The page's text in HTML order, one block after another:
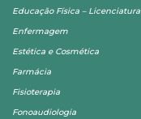
Educação Física – Licenciatura
Enfermagem
Estética e Cosmética
Farmácia
Fisioterapia
Fonoaudiologia